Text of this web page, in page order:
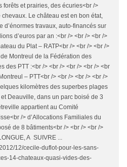
forêts et prairies, des écuries<br />
Le château est en bon état,
d’énormes travaux, auto-financés sur
d’euros par an :<br /> <br /> <br />
du Plat – RATP<br /> <br /> <br />
Montreul de la Fédération des
des PTT :<br /> <br /> <br /> <br /> <br
– PTT<br /> <br /> <br /> <br />
kilomètres des superbes plages
Deauville, dans un parc boisé de 3
appartient au Comité
/> d’Allocations Familiales du
de 8 bâtiments<br /> <br /> <br />
A SUIVRE ...
12/cecile-duflot-pour-les-sans-
14-chateaux-quasi-vides-des-